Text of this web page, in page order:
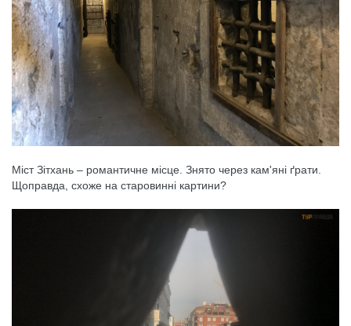
Міст Зітхань – романтичне місце. Знято через кам'яні ґрати.
Щоправда, схоже на старовинні картини?